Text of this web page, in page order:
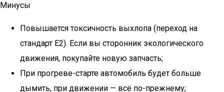
Минусы
Повышается токсичность выхлопа (переход на
стандарт E2). Если вы сторонник экологического
движения, покупайте новую запчасть;
При прогреве-старте автомобиль будет больше
дымить, при движении — всё по-прежнему;